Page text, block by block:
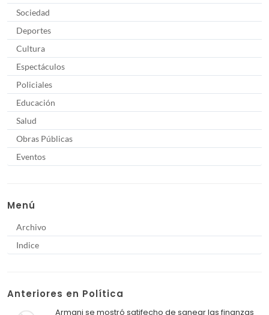
Sociedad
Deportes
Cultura
Espectáculos
Policiales
Educación
Salud
Obras Públicas
Eventos
Menú
Archivo
Indice
Anteriores en Política
Armani se mostró satifecho de sanear las finanzas